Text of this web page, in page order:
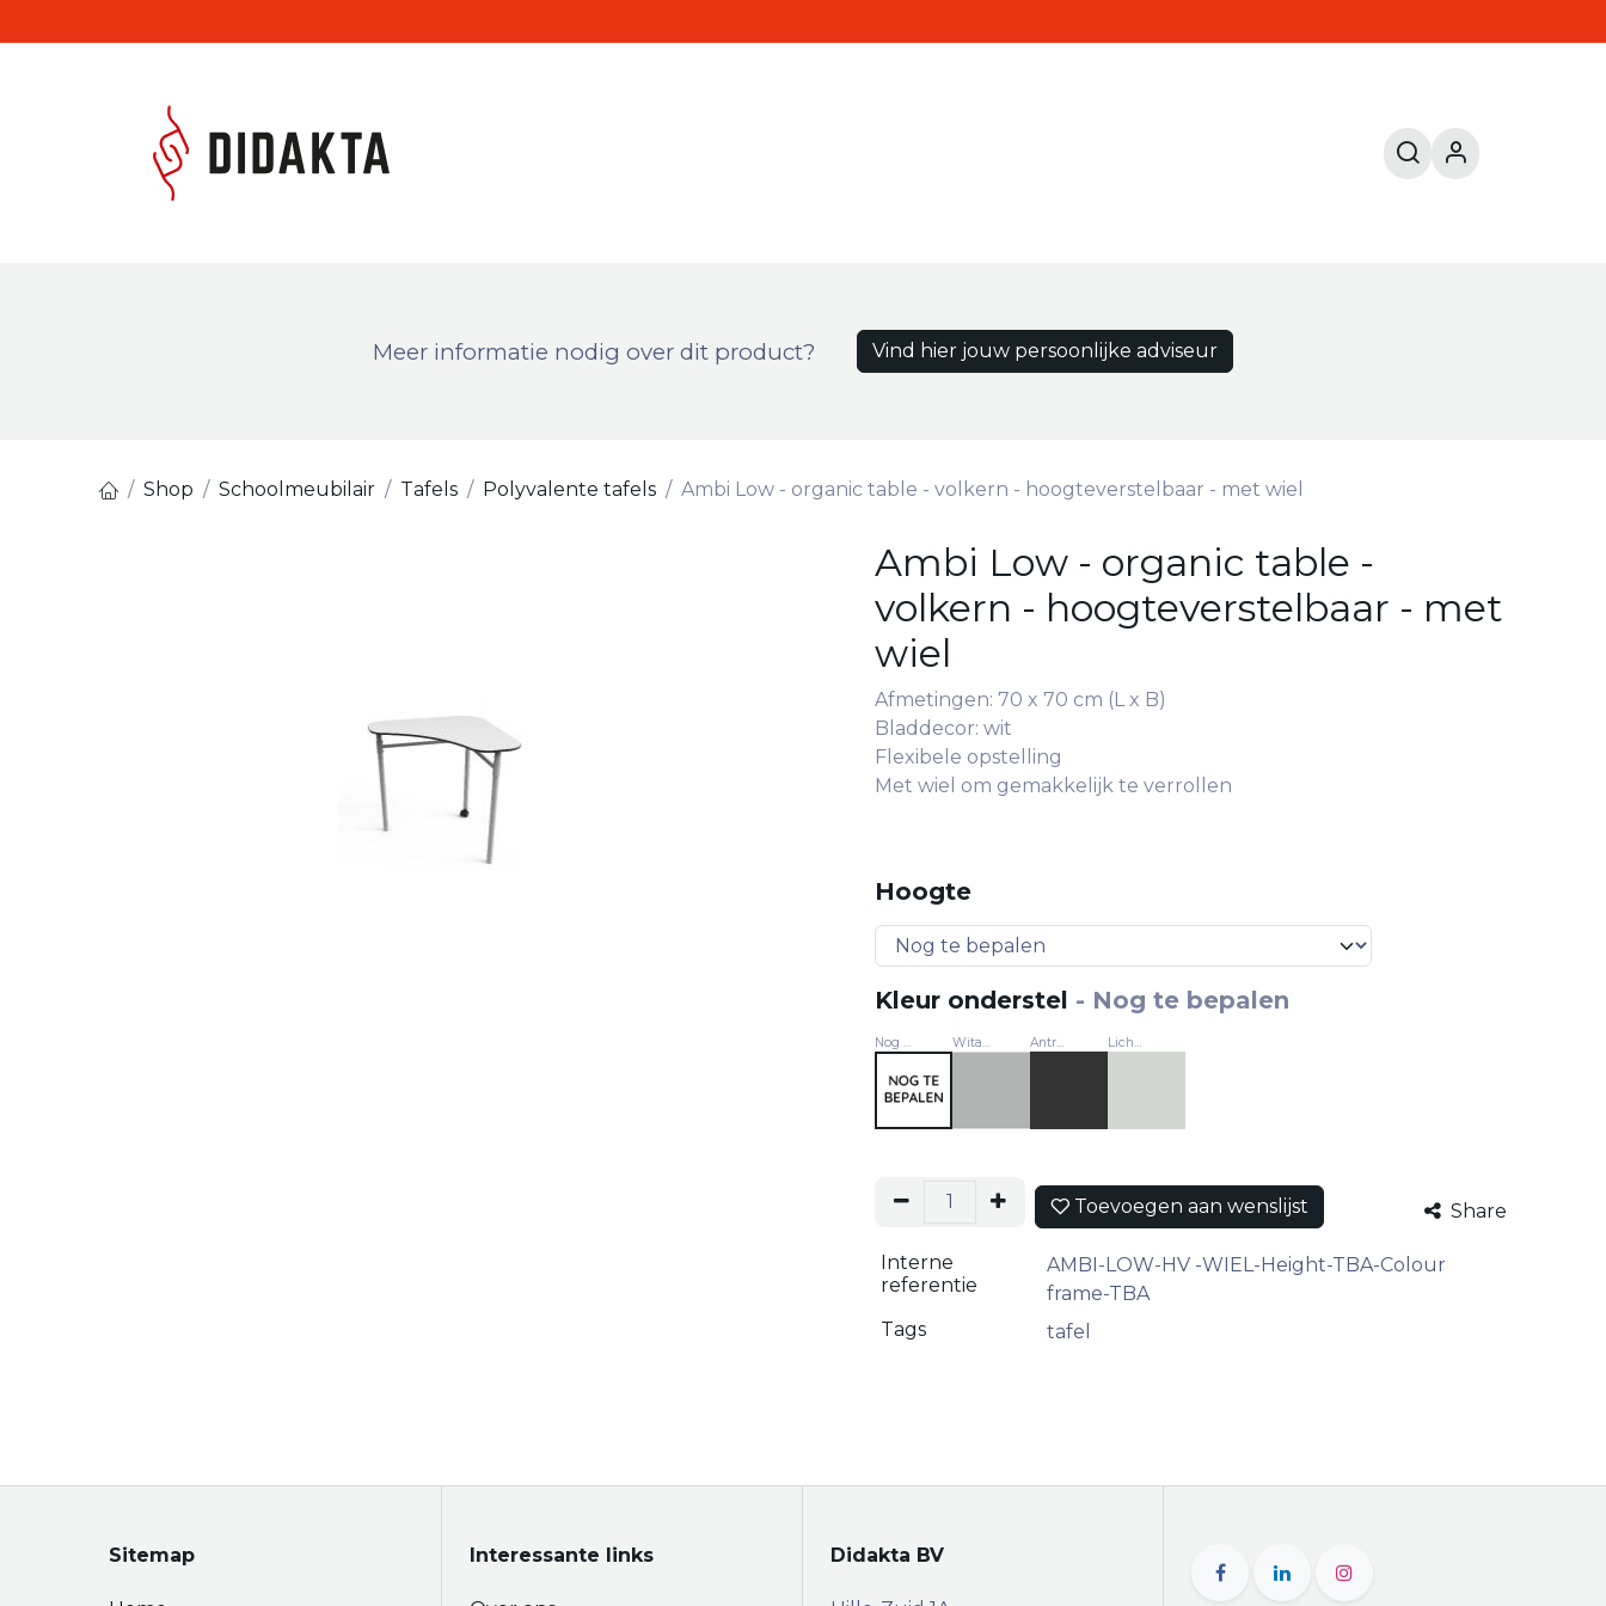
Meer informatie nodig over dit product? Vind hier jouw persoonlijke adviseur
Shop Schoolmeubilair Tafels Polyvalente tafels Ambi Low - organic table - volkern - hoogteverstelbaar - met wiel
Ambi Low - organic table -
volkern - hoogteverstelbaar - met
wiel
Afmetingen: 70 x 70 cm (L x B)
Bladdecor: wit
Flexibele opstelling
Met wiel om gemakkelijk te verrollen
Hoogte
Kleur onderstel - Nog te bepalen
Nog te bepalen Witaluminium - RAL 9006 Antracietgrijs - RAL 7021 Lichtgrijs - RAL 7035
Toevoegen aan wenslijst Share
Interne
referentie
AMBI-LOW-HV -WIEL-Height-TBA-Colour
frame-TBA
Tags
tafel
Sitemap Interessante links Didakta BV